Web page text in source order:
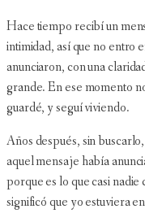
Hace tiempo recibí un
intimidad, así que no entro
anunciaron, con una
grande. En ese momento
guardé, y seguí viviendo.
Años después, sin
aquel mensaje había
porque es lo que casi
significó que yo estuviera